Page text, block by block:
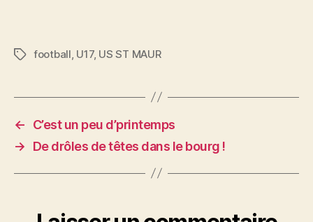
Étiquettes
football, U17, US ST MAUR
←
C’est un peu d’printemps
→
De drôles de têtes dans le bourg !